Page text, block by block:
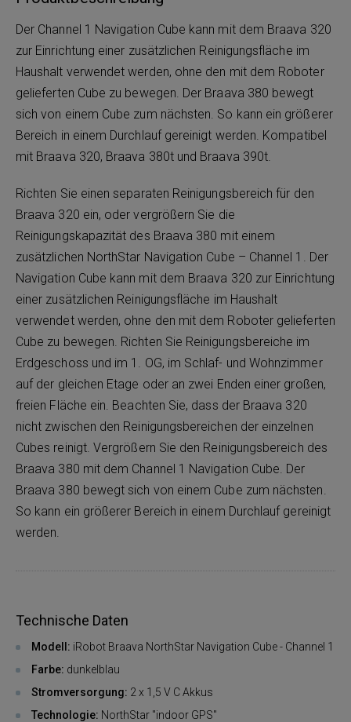
Der Channel 1 Navigation Cube kann mit dem Braava 320
zur Einrichtung einer zusätzlichen Reinigungsfläche im
Haushalt verwendet werden, ohne den mit dem Roboter
gelieferten Cube zu bewegen. Der Braava 380 bewegt
sich von einem Cube zum nächsten. So kann ein größerer
Bereich in einem Durchlauf gereinigt werden. Kompatibel
mit Braava 320, Braava 380t und Braava 390t.
Richten Sie einen separaten Reinigungsbereich für den
Braava 320 ein, oder vergrößern Sie die
Reinigungskapazität des Braava 380 mit einem
zusätzlichen NorthStar Navigation Cube – Channel 1. Der
Navigation Cube kann mit dem Braava 320 zur Einrichtung
einer zusätzlichen Reinigungsfläche im Haushalt
verwendet werden, ohne den mit dem Roboter gelieferten
Cube zu bewegen. Richten Sie Reinigungsbereiche im
Erdgeschoss und im 1. OG, im Schlaf- und Wohnzimmer
auf der gleichen Etage oder an zwei Enden einer großen,
freien Fläche ein. Beachten Sie, dass der Braava 320
nicht zwischen den Reinigungsbereichen der einzelnen
Cubes reinigt. Vergrößern Sie den Reinigungsbereich des
Braava 380 mit dem Channel 1 Navigation Cube. Der
Braava 380 bewegt sich von einem Cube zum nächsten.
So kann ein größerer Bereich in einem Durchlauf gereinigt
werden.
Technische Daten
Modell: iRobot Braava NorthStar Navigation Cube - Channel 1
Farbe: dunkelblau
Stromversorgung: 2 x 1,5 V C Akkus
Technologie: NorthStar "indoor GPS"